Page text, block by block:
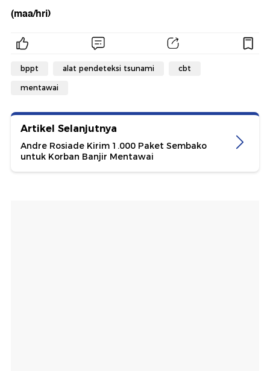
(maa/hri)
bppt alat pendeteksi tsunami cbt
mentawai
Artikel Selanjutnya
Andre Rosiade Kirim 1.000 Paket Sembako
untuk Korban Banjir Mentawai